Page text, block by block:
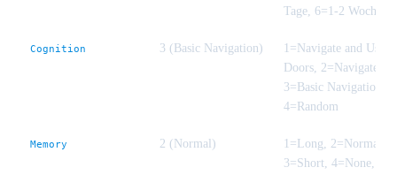
Tage, 6=1-2 Wochen
Cognition 3 (Basic Navigation)
1=Navigate and Use
Doors, 2=Navigate,
3=Basic Navigation,
4=Random
Memory 2 (Normal)
1=Long, 2=Normal,
3=Short, 4=None,